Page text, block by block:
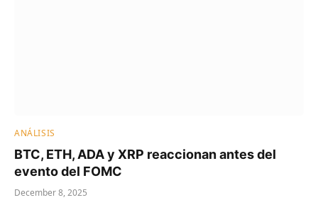
ANÁLISIS
BTC, ETH, ADA y XRP reaccionan antes del
evento del FOMC
December 8, 2025